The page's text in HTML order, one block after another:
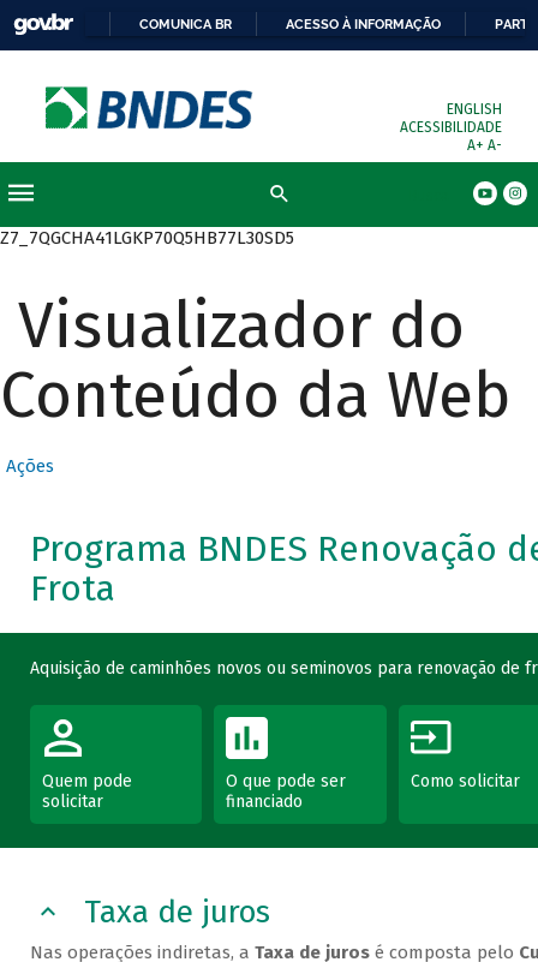
COMUNICA BR ACESSO À INFORMAÇÃO
ENGLISH
ACESSIBILIDADE
A+ A-
Z7_7QGCHA41LGKP70Q5HB77L30SD5
Visualizador do
Conteúdo da Web
Ações
Programa BNDES Renovação
Frota
Aquisição de caminhões novos ou seminovos para renovação de
Quem pode
solicitar
O que pode ser
financiado
Como solicitar
Taxa de juros
Nas operações indiretas, a Taxa de juros é composta pelo